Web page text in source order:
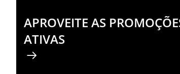
APROVEITE AS
ATIVAS